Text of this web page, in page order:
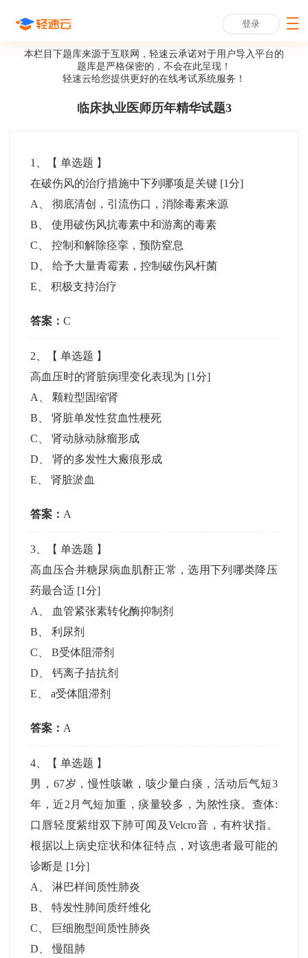
登录
本栏目下题库来源于互联网，轻速云承诺对于用户导入平台的
题库是严格保密的，不会在此呈现！
轻速云给您提供更好的在线考试系统服务！
临床执业医师历年精华试题3
1 、【单选题 】
在破伤风的治疗措施中下列哪项是关键 [1分]
A
、彻底清创，引流伤口，消除毒素来源
B 、使用破伤风抗毒素中和游离的毒素
C 、控制和解除痉挛，预防窒息
D 、给予大量青霉素，控制破伤风杆菌
E 、积极支持治疗
答案：C
2 、【单选题 】
高血压时的肾脏病理变化表现为 [1分]
A
颗粒型固缩肾
B 、肾脏单发性贫血性梗死
C 、肾动脉动脉瘤形成
D 、肾的多发性大瘢痕形成
E 、肾脏淤血
答案： A
3 、【单选题 】
高血压合并糖尿病血肌酐正常，选用下列哪类降压
药最合适 [1分]
A
血管紧张素转化酶抑制剂
B 、利尿剂
C 、B受体阻滞剂
D 、钙离子拮抗剂
E 、a受体阻滞剂
答案： A
4 、【单选题 】
男，67岁，慢性咳嗽，咳少量白痰，活动后气短3
年，近2月气短加重，痰量较多，为脓性痰。查体:
口唇轻度紫绀双下肺可闻及Velcro音，有杵状指。
根据以上病史症状和体征特点，对该患者最可能的
诊断是 [1分]
A
、淋巴样间质性肺炎
B 、特发性肺间质纤维化
C
巨细胞型间质性肺炎
D 、慢阻肺